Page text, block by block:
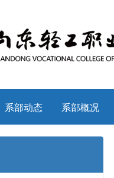
系部动态 系部概况